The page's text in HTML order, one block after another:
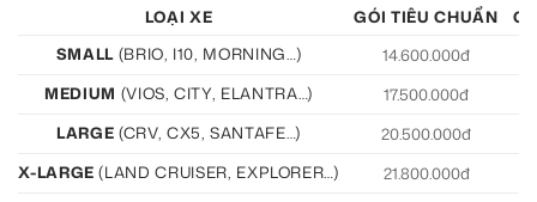
LOẠI XE GÓI TIÊU CHUẨN
SMALL (BRIO, I10, MORNING…) 14.600.000đ
MEDIUM (VIOS, CITY, ELANTRA…) 17.500.000đ
LARGE (CRV, CX5, SANTAFE…) 20.500.000đ
X-LARGE(LAND CRUISER, EXPLORER…) 21.800.000đ